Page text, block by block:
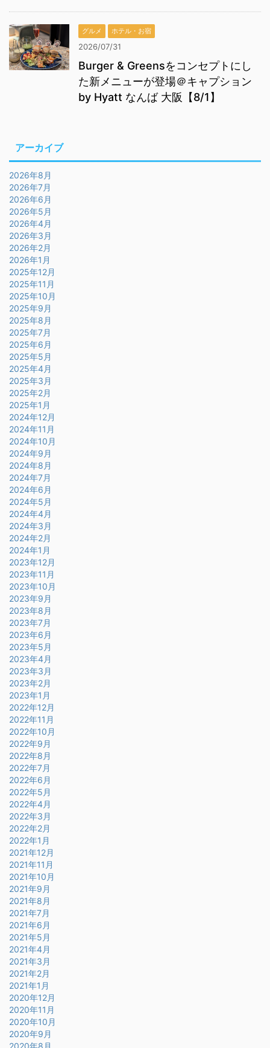
グルメ ホテル・お宿
2026/07/31
Burger & Greensをコンセプトにし
た新メニューが登場＠キャプション
by Hyatt なんば 大阪【8/1】
アーカイブ
2026年8月
2026年7月
2026年6月
2026年5月
2026年4月
2026年3月
2026年2月
2026年1月
2025年12月
2025年11月
2025年10月
2025年9月
2025年8月
2025年7月
2025年6月
2025年5月
2025年4月
2025年3月
2025年2月
2025年1月
2024年12月
2024年11月
2024年10月
2024年9月
2024年8月
2024年7月
2024年6月
2024年5月
2024年4月
2024年3月
2024年2月
2024年1月
2023年12月
2023年11月
2023年10月
2023年9月
2023年8月
2023年7月
2023年6月
2023年5月
2023年4月
2023年3月
2023年2月
2023年1月
2022年12月
2022年11月
2022年10月
2022年9月
2022年8月
2022年7月
2022年6月
2022年5月
2022年4月
2022年3月
2022年2月
2022年1月
2021年12月
2021年11月
2021年10月
2021年9月
2021年8月
2021年7月
2021年6月
2021年5月
2021年4月
2021年3月
2021年2月
2021年1月
2020年12月
2020年11月
2020年10月
2020年9月